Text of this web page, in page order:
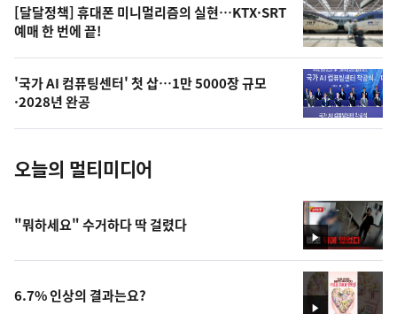
오
늘
의
사
진
[달달정책] 휴대폰 미니멀리즘의 실현…KTX·SRT
예매 한 번에 끝!
'국가 AI 컴퓨팅센터' 첫 삽…1만 5000장 규모
·2028년 완공
오늘의 멀티미디어
영
상
"뭐하세요" 수거하다 딱 걸렸다
6.7% 인상의 결과는요?